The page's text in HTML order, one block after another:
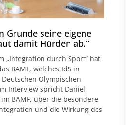
Grunde seine eigene
damit Hürden ab.“
„Integration durch Sport“ hat
BAMF, welches IdS in
Olympischen
Interview spricht Daniel
BAMF, über die besondere
und die Wirkung des